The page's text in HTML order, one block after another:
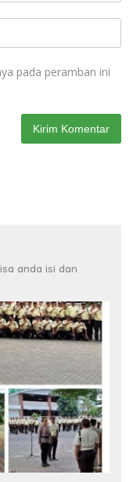
pada peramban ini
anda isi dan